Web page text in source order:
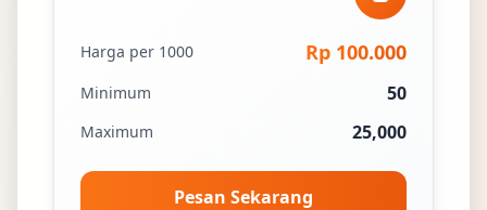
Harga per 1000 Rp 100.000
Minimum 50
Maximum 25,000
Pesan Sekarang